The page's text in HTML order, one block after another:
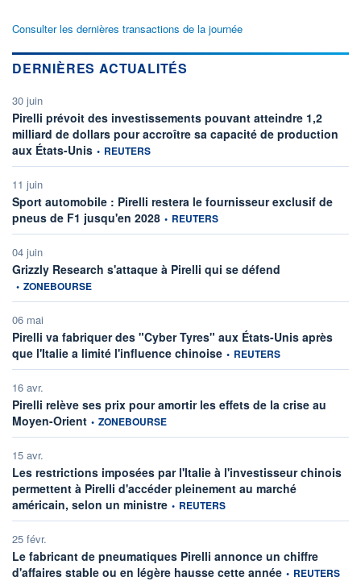
Consulter les dernières transactions de la journée
DERNIÈRES ACTUALITÉS
30 juin
Pirelli prévoit des investissements pouvant atteindre 1,2
milliard de dollars pour accroître sa capacité de production
aux États-Unis information fournie par
• REUTERS
11 juin
Sport automobile : Pirelli restera le fournisseur exclusif de
pneus de F1 jusqu'en 2028 information fournie par
• REUTERS
04 juin
Grizzly Research s'attaque à Pirelli qui se défend
• ZONEBOURSE
06 mai
Pirelli va fabriquer des "Cyber Tyres" aux États-Unis après
que l'Italie a limité l'influence chinoise information fournie par
• REUTERS
16 avr.
Pirelli relève ses prix pour amortir les effets de la crise au
Moyen-Orientinformation fournie par
• ZONEBOURSE
15 avr.
Les restrictions imposées par l'Italie à l'investisseur chinois
permettent à Pirelli d'accéder pleinement au marché
américain, selon un ministre information fournie par
• REUTERS
25 févr.
Le fabricant de pneumatiques Pirelli annonce un chiffre
d'affaires stable ou en légère hausse cette année information
• REUTERS